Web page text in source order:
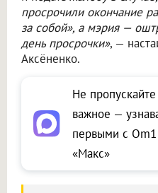
просрочили окончание
за собой», а мэрия —
день просрочки», —
Аксёненко.
Не пропускайте
важное —
первыми с
«Макс»